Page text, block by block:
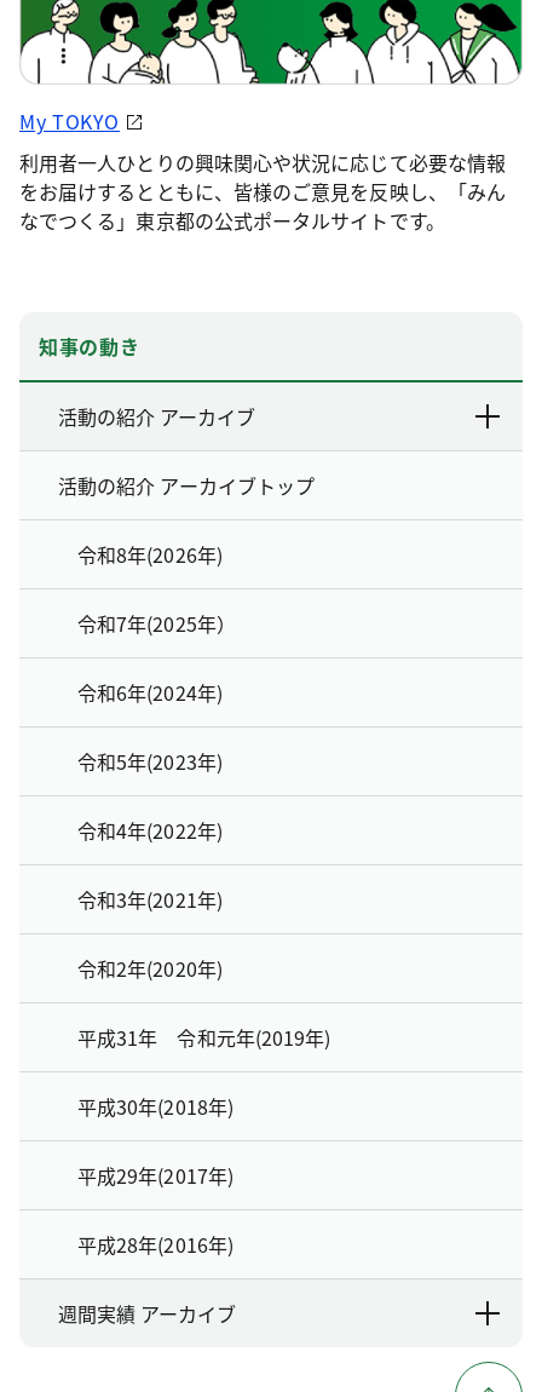
My TOKYO
利用者一人ひとりの興味関心や状況に応じて必要な情報
をお届けするとともに、皆様のご意見を反映し、「みん
なでつくる」東京都の公式ポータルサイトです。
知事の動き
活動の紹介 アーカイブ
活動の紹介 アーカイブトップ
令和8年(2026年)
令和7年(2025年）
令和6年(2024年)
令和5年(2023年)
令和4年(2022年)
令和3年(2021年)
令和2年(2020年)
平成31年 令和元年(2019年)
平成30年(2018年)
平成29年(2017年)
平成28年(2016年)
週間実績 アーカイブ